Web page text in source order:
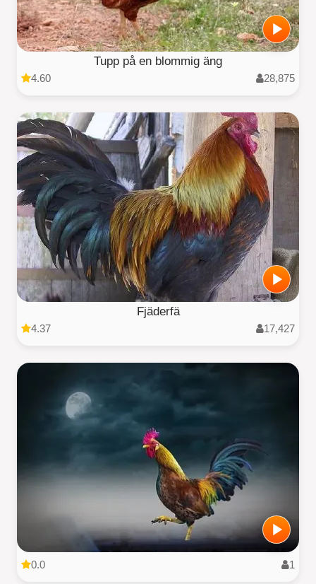
Tupp på en blommig äng
4.60 28,875
Fjäderfä
4.37 17,427
0.0 1